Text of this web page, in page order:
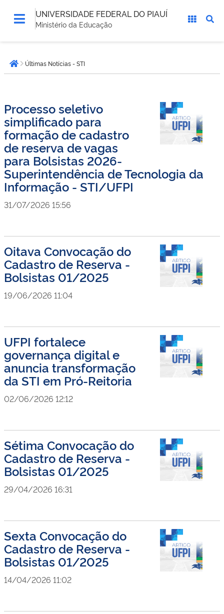
UNIVERSIDADE FEDERAL DO PIAUÍ
Ministério da Educação
está
aqui:Página inicial
Últimas Notícias - STI
Processo seletivo
simplificado para
formação de cadastro
de reserva de vagas
para Bolsistas 2026-
Superintendência de Tecnologia da
Informação - STI/UFPI
31/07/2026 15:56
Oitava Convocação do
Cadastro de Reserva -
Bolsistas 01/2025
19/06/2026 11:04
UFPI fortalece
governança digital e
anuncia transformação
da STI em Pró-Reitoria
02/06/2026 12:12
Sétima Convocação do
Cadastro de Reserva -
Bolsistas 01/2025
29/04/2026 16:31
Sexta Convocação do
Cadastro de Reserva -
Bolsistas 01/2025
14/04/2026 11:02